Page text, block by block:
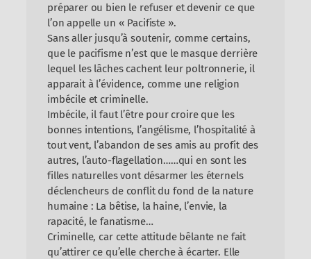
préparer ou bien le refuser et devenir ce que
l’on appelle un « Pacifiste ».
Sans aller jusqu’à soutenir, comme certains,
que le pacifisme n’est que le masque derrière
lequel les lâches cachent leur poltronnerie, il
apparait à l’évidence, comme une religion
imbécile et criminelle.
Imbécile, il faut l’être pour croire que les
bonnes intentions, l’angélisme, l’hospitalité à
tout vent, l’abandon de ses amis au profit des
autres, l’auto-flagellation……qui en sont les
filles naturelles vont désarmer les éternels
déclencheurs de conflit du fond de la nature
humaine : La bêtise, la haine, l’envie, la
rapacité, le fanatisme…
Criminelle, car cette attitude bêlante ne fait
qu’attirer ce qu’elle cherche à écarter. Elle